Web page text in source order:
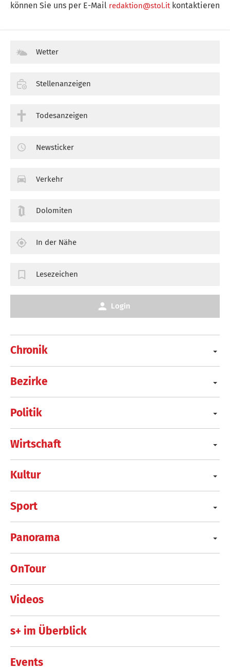
können Sie uns per E-Mail redaktion@stol.itkontaktieren
Chronik
Bezirke
Politik
Wirtschaft
Kultur
Sport
Panorama
OnTour
Videos
s+ im Überblick
Events
Wetter
Stellenanzeigen
Todesanzeigen
Newsticker
Verkehr
Dolomiten
In der Nähe
Lesezeichen
Login